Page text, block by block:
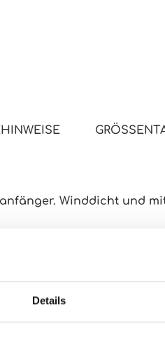
Details
Winddicht und
über Socken als auch
leicht anziehen und vor